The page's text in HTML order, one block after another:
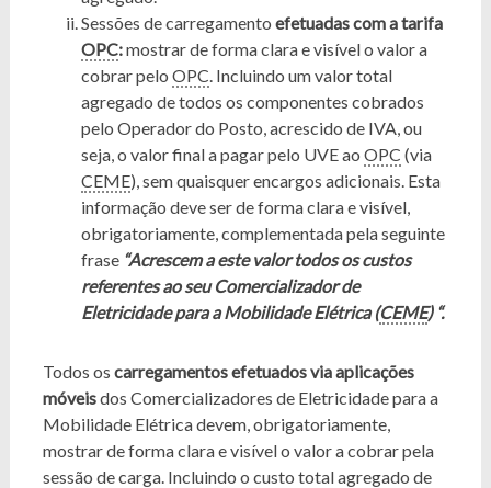
Sessões de carregamento efetuadas com a tarifa
OPC:mostrar de forma clara e visível o valor a
cobrar pelo OPC. Incluindo um valor total
agregado de todos os componentes cobrados
pelo Operador do Posto, acrescido de IVA, ou
seja, o valor final a pagar pelo UVE ao OPC (via
CEME), sem quaisquer encargos adicionais. Esta
informação deve ser de forma clara e visível,
obrigatoriamente, complementada pela seguinte
frase “Acrescem a este valor todos os custos
referentes ao seu Comercializador de
Eletricidade para a Mobilidade Elétrica (CEME) “.
Todos os carregamentos efetuados via aplicações
móveisdos Comercializadores de Eletricidade para a
Mobilidade Elétrica devem, obrigatoriamente,
mostrar de forma clara e visível o valor a cobrar pela
sessão de carga. Incluindo o custo total agregado de